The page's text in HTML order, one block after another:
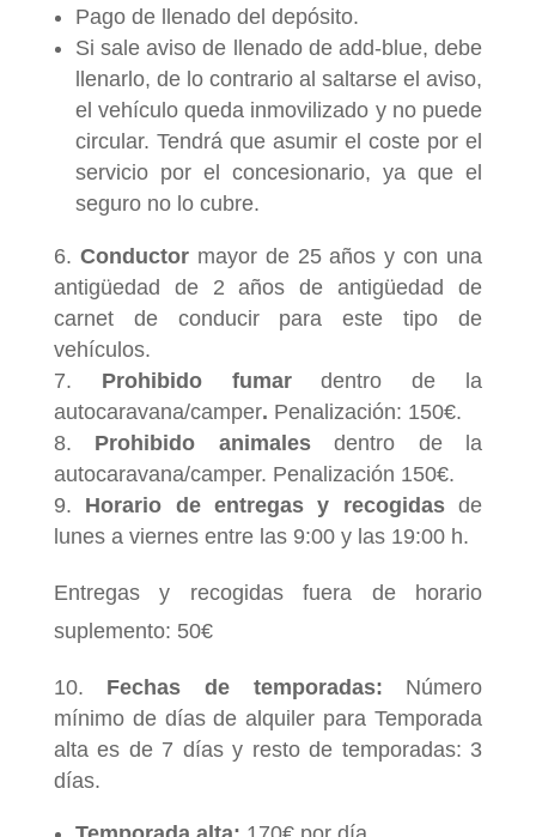
Pago de llenado del depósito.
Si sale aviso de llenado de add-blue, debe
llenarlo, de lo contrario al saltarse el aviso,
el vehículo queda inmovilizado y no puede
circular. Tendrá que asumir el coste por el
servicio por el concesionario, ya que el
seguro no lo cubre.
Conductormayor de 25 años y con una
antigüedad de 2 años de antigüedad de
carnet de conducir para este tipo de
vehículos.
Prohibido fumardentro de la
autocaravana/camper. Penalización: 150€.
Prohibido animalesdentro de la
autocaravana/camper. Penalización 150€.
Horario de entregas y recogidasde
lunes a viernes entre las 9:00 y las 19:00 h.
Entregas y recogidas fuera de horario
suplemento: 50€
Fechas de temporadas: Número
mínimo de días de alquiler para Temporada
alta es de 7 días y resto de temporadas: 3
días.